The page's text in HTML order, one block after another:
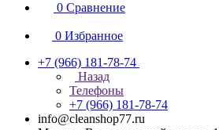
0 Сравнение
0 Избранное
+7 (966) 181-78-74
Назад
Телефоны
+7 (966) 181-78-74
info@cleanshop77.ru